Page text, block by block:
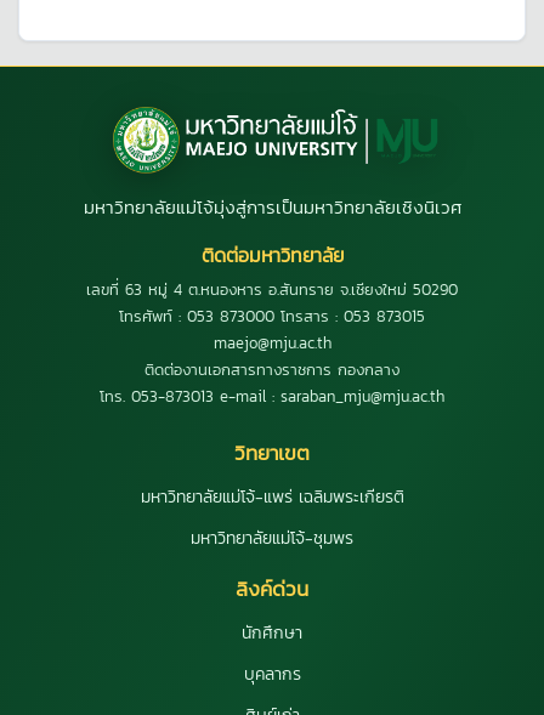
มหาวิทยาลัยแม่โจ้มุ่งสู่การเป็นมหาวิทยาลัยเชิงนิเวศ
ติดต่อมหาวิทยาลัย
เลขที่ 63 หมู่ 4 ต.หนองหาร อ.สันทราย จ.เชียงใหม่ 50290
โทรศัพท์ : 053 873000 โทรสาร : 053 873015
maejo@mju.ac.th
ติดต่องานเอกสารทางราชการ กองกลาง
โทร. 053-873013 e-mail : saraban_mju@mju.ac.th
วิทยาเขต
มหาวิทยาลัยแม่โจ้-แพร่ เฉลิมพระเกียรติ
มหาวิทยาลัยแม่โจ้-ชุมพร
ลิงค์ด่วน
นักศึกษา
บุคลากร